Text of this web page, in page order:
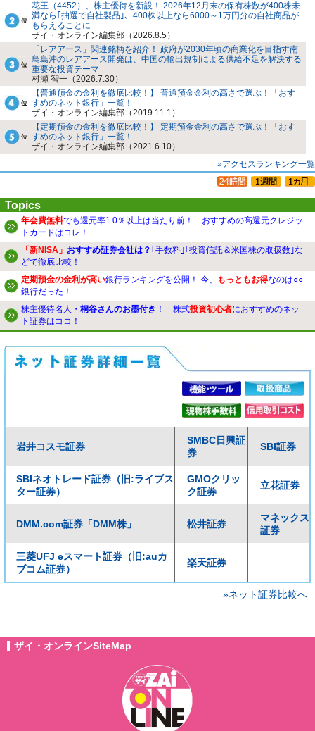
花王（4452）、株主優待を新設！ 2026年12月末の保有株数が400株未
満なら｢抽選で自社製品｣、400株以上なら6000～1万円分の自社商品が
もらえることに
ザイ・オンライン編集部（2026.8.5）
「レアアース」関連銘柄を紹介！ 政府が2030年頃の商業化を目指す南
鳥島沖のレアアース開発は、中国の輸出規制による供給不足を解決する
重要な投資テーマ
村瀬 智一（2026.7.30）
【普通預金の金利を徹底比較！】 普通預金金利の高さで選ぶ！「おす
すめのネット銀行」一覧！
ザイ・オンライン編集部（2019.11.1）
【定期預金の金利を徹底比較！】 定期預金金利の高さで選ぶ！「おす
すめのネット銀行」一覧！
ザイ・オンライン編集部（2021.6.10）
»アクセスランキング一覧
Topics
年会費無料でも還元率1.0％以上は当たり前！ おすすめの高還元クレジッ
トカードはコレ！
「新NISA」 おすすめ証券会社は？ ｢手数料｣｢投資信託＆米国株の取扱数｣な
どで徹底比較！
定期預金の金利が高い銀行ランキングを公開！ 今、 もっともお得なのは○○
銀行だった！
株主優待名人・ 桐谷さんのお墨付き ！ 株式投資初心者におすすめのネッ
ト証券はココ！
岩井コスモ証券
SMBC日興証
券
SBI証券
SBIネオトレード証券（旧:ライブス
ター証券）
GMOクリッ
ク証券
立花証券
DMM.com証券「DMM株」 松井証券
マネックス
証券
三菱UFJ eスマート証券（旧:auカ
ブコム証券）
楽天証券
»ネット証券比較へ
ザイ・オンラインSiteMap